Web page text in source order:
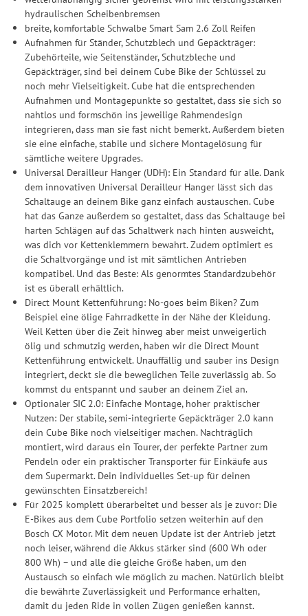
Einwilligung unter Einstellungen lediglich für bestimmte
Drittanbieter erteilen und jederzeit für die Zukunft widerrufen.
hydraulischen Scheibenbremsen
breite, komfortable Schwalbe Smart Sam 2.6 Zoll Reifen
Aufnahmen für Ständer, Schutzblech und Gepäckträger:
Zubehörteile, wie Seitenständer, Schutzbleche und
Gepäckträger, sind bei deinem Cube Bike der Schlüssel zu
noch mehr Vielseitigkeit. Cube hat die entsprechenden
Aufnahmen und Montagepunkte so gestaltet, dass sie sich so
nahtlos und formschön ins jeweilige Rahmendesign
integrieren, dass man sie fast nicht bemerkt. Außerdem bieten
sie eine einfache, stabile und sichere Montagelösung für
sämtliche weitere Upgrades.
Universal Derailleur Hanger (UDH): Ein Standard für alle. Dank
dem innovativen Universal Derailleur Hanger lässt sich das
Schaltauge an deinem Bike ganz einfach austauschen. Cube
hat das Ganze außerdem so gestaltet, dass das Schaltauge bei
harten Schlägen auf das Schaltwerk nach hinten ausweicht,
was dich vor Kettenklemmern bewahrt. Zudem optimiert es
die Schaltvorgänge und ist mit sämtlichen Antrieben
kompatibel. Und das Beste: Als genormtes Standardzubehör
ist es überall erhältlich.
Direct Mount Kettenführung: No-goes beim Biken? Zum
Beispiel eine ölige Fahrradkette in der Nähe der Kleidung.
Weil Ketten über die Zeit hinweg aber meist unweigerlich
ölig und schmutzig werden, haben wir die Direct Mount
Kettenführung entwickelt. Unauffällig und sauber ins Design
integriert, deckt sie die beweglichen Teile zuverlässig ab. So
kommst du entspannt und sauber an deinem Ziel an.
Optionaler SIC 2.0: Einfache Montage, hoher praktischer
Nutzen: Der stabile, semi-integrierte Gepäckträger 2.0 kann
dein Cube Bike noch vielseitiger machen. Nachträglich
montiert, wird daraus ein Tourer, der perfekte Partner zum
Pendeln oder ein praktischer Transporter für Einkäufe aus
dem Supermarkt. Dein individuelles Set-up für deinen
gewünschten Einsatzbereich!
Für 2025 komplett überarbeitet und besser als je zuvor: Die
E-Bikes aus dem Cube Portfolio setzen weiterhin auf den
Bosch CX Motor. Mit dem neuen Update ist der Antrieb jetzt
noch leiser, während die Akkus stärker sind (600 Wh oder
800 Wh) – und alle die gleiche Größe haben, um den
Austausch so einfach wie möglich zu machen. Natürlich bleibt
die bewährte Zuverlässigkeit und Performance erhalten,
damit du jeden Ride in vollen Zügen genießen kannst.